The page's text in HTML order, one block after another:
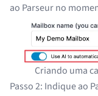
ao Parseur no
Criando uma
Passo 2: Indique ao